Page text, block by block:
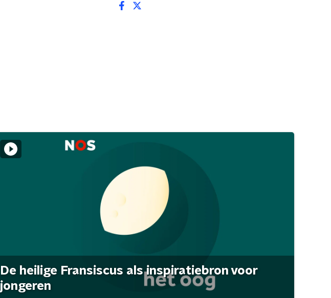
De heilige Fransiscus als inspiratiebron voor
jongeren